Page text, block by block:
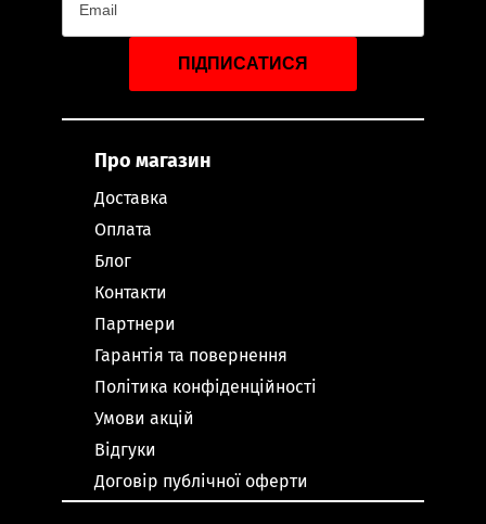
ПІДПИСАТИСЯ
Про магазин
Доставка
Оплата
Блог
Контакти
Партнери
Гарантія та повернення
Політика конфіденційності
Умови акцій
Відгуки
Договір публічної оферти